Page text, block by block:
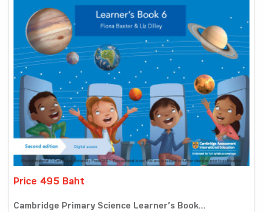
Price 495 Baht
Cambridge Primary Science Learner’s Book...